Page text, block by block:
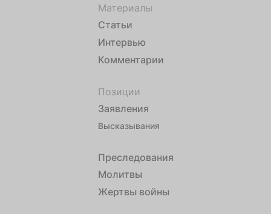
Материалы
Статьи
Интервью
Комментарии
Позиции
Заявления
Высказывания
Преследования
Молитвы
Жертвы войны